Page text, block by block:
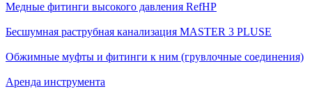
Медные фитинги высокого давления RefHP
Бесшумная раструбная канализация MASTER 3 PLUSE
Обжимные муфты и фитинги к ним (грувлочные соединения)
Аренда инструмента